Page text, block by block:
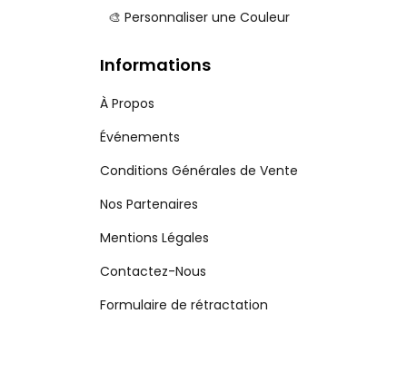
🎨 Personnaliser une Couleur
Informations
À Propos
Événements
Conditions Générales de Vente
Nos Partenaires
Mentions Légales
Contactez-Nous
Formulaire de rétractation